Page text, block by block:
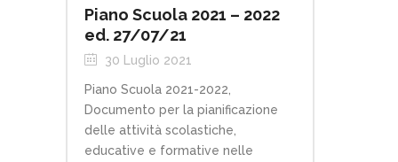
Piano Scuola 2021 – 2022
ed. 27/07/21
30 Luglio 2021
Piano Scuola 2021-2022,
Documento per la pianificazione
delle attività scolastiche,
educative e formative nelle